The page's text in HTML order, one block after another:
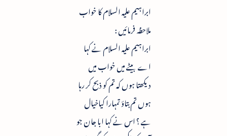
ابراہیم علیہ السلام کا خواب
ملاحظہ فرمائیں :
ابراہیم علیہ السلام نے کہا
اے بیٹے میں خواب میں
دیکھتا ہوں کہ تم کو ذبح کر رہا
ہوں تم بتاؤ تمہارا کیاخیال
ہے ؟ اس نے کہا ابا جان جو